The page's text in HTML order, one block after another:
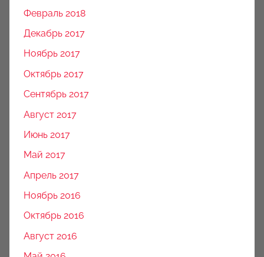
Февраль 2018
Декабрь 2017
Ноябрь 2017
Октябрь 2017
Сентябрь 2017
Август 2017
Июнь 2017
Май 2017
Апрель 2017
Ноябрь 2016
Октябрь 2016
Август 2016